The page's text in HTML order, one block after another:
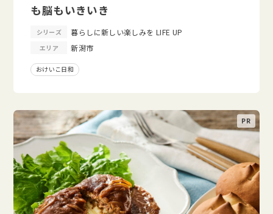
も脳もいきいき
シリーズ 暮らしに新しい楽しみを LIFE UP
エリア 新潟市
おけいこ日和